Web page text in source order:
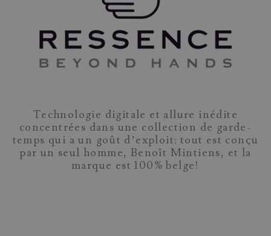
Technologie digitale et allure inédite
concentrées dans une collection de garde-
temps qui a un goût d’exploit: tout est conçu
par un seul homme, Benoît Mintiens, et la
marque est 100% belge!